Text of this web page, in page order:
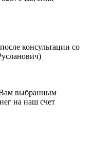
консультации со
Вам выбранным
на наш счет